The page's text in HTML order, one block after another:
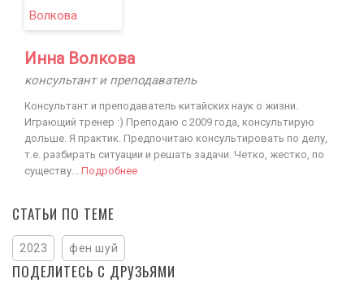
Инна Волкова
консультант и преподаватель
Консультант и преподаватель китайских наук о жизни.
Играющий тренер :) Преподаю с 2009 года, консультирую
дольше. Я практик. Предпочитаю консультировать по делу,
т.е. разбирать ситуации и решать задачи. Четко, жестко, по
существу... Подробнее
СТАТЬИ ПО ТЕМЕ
2023 фен шуй
ПОДЕЛИТЕСЬ С ДРУЗЬЯМИ